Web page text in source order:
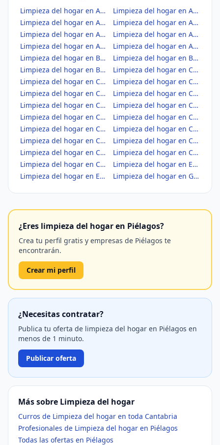
Limpieza del hogar en Alfoz de Lloredo
Limpieza del hogar en Ampuero
Limpieza del hogar en Anievas
Limpieza del hogar en Arenas de Iguña
Limpieza del hogar en Argoños
Limpieza del hogar en Arnuero
Limpieza del hogar en Arredondo
Limpieza del hogar en Astillero, El
Limpieza del hogar en Bárcena de Cicero
Limpieza del hogar en Bárcena de Pie de Concha
Limpieza del hogar en Bareyo
Limpieza del hogar en Cabezón de la Sal
Limpieza del hogar en Cabezón de Liébana
Limpieza del hogar en Cabuérniga
Limpieza del hogar en Camaleño
Limpieza del hogar en Camargo
Limpieza del hogar en Campoo de Enmedio
Limpieza del hogar en Campoo de Yuso
Limpieza del hogar en Cartes
Limpieza del hogar en Castañeda
Limpieza del hogar en Castro-Urdiales
Limpieza del hogar en Cieza
Limpieza del hogar en Cillorigo de Liébana
Limpieza del hogar en Colindres
Limpieza del hogar en Comillas
Limpieza del hogar en Corrales de Buelna, Los
Limpieza del hogar en Corvera de Toranzo
Limpieza del hogar en Entrambasaguas
Limpieza del hogar en Escalante
Limpieza del hogar en Guriezo
¿Eres limpieza del hogar en Piélagos?
Crea tu perfil gratis y empresas de Piélagos te
encontrarán.
Crear mi perfil
¿Necesitas contratar?
Publica tu oferta de limpieza del hogar en Piélagos en
menos de 1 minuto.
Publicar oferta
Más sobre Limpieza del hogar
Curros de Limpieza del hogar en toda Cantabria
Profesionales de Limpieza del hogar en Piélagos
Todas las ofertas en Piélagos